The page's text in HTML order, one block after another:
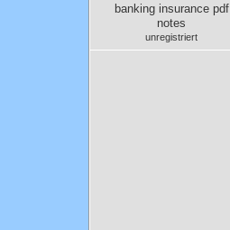
banking insurance pdf
notes
unregistriert